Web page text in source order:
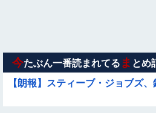
ｗｗｗｗｗｗｗ
今たぶん一番読まれてる ま とめ
【朗報】スティーブ・ジョブズ